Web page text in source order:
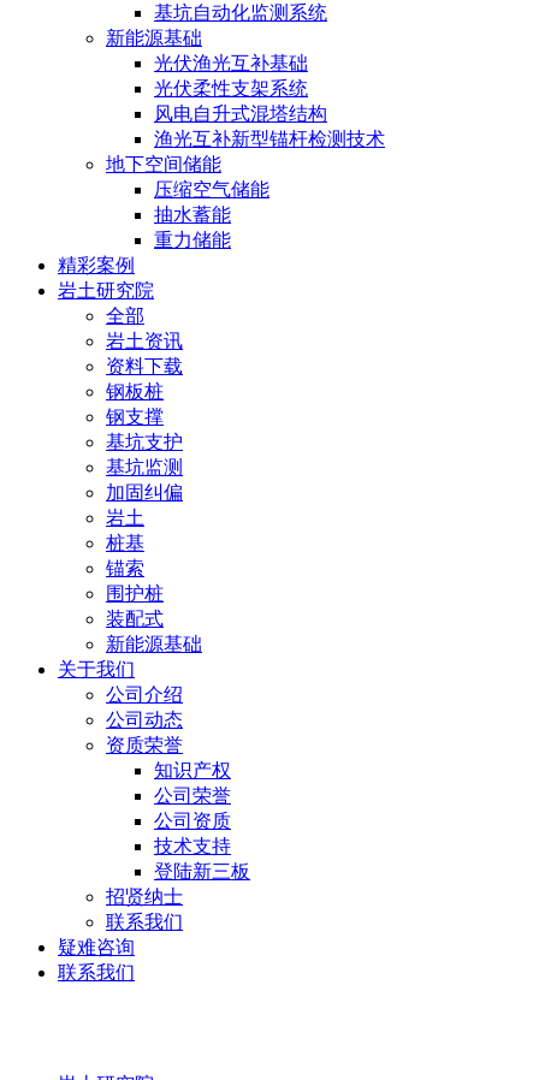
基坑自动化监测系统
新能源基础
光伏渔光互补基础
光伏柔性支架系统
风电自升式混塔结构
渔光互补新型锚杆检测技术
地下空间储能
压缩空气储能
抽水蓄能
重力储能
精彩案例
岩土研究院
全部
岩土资讯
资料下载
钢板桩
钢支撑
基坑支护
基坑监测
加固纠偏
岩土
桩基
锚索
围护桩
装配式
新能源基础
关于我们
公司介绍
公司动态
资质荣誉
知识产权
公司荣誉
公司资质
技术支持
登陆新三板
招贤纳士
联系我们
疑难咨询
联系我们